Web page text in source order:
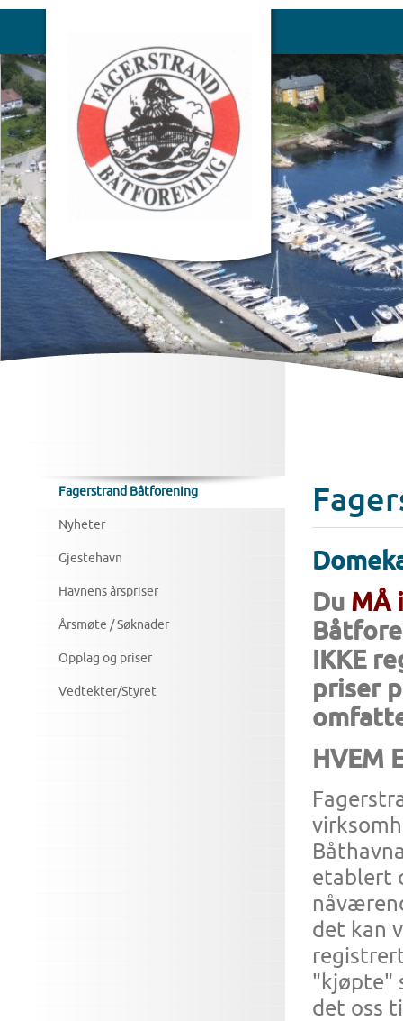
Fagerstrand Båtforening
Nyheter
Gjestehavn
Havnens årspriser
Årsmøte / Søknader
Opplag og priser
Vedtekter/Styret
Du MÅ
IKKE
priser
HVEM
etablert
det kan
"kjøpte"
det oss